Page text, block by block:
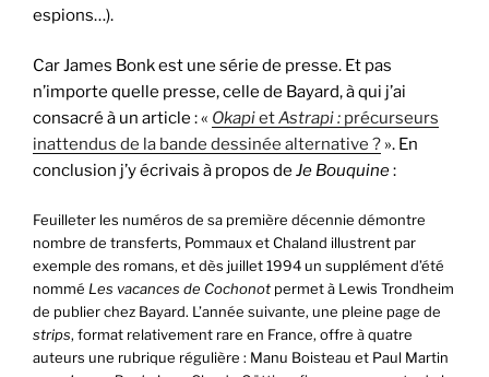
espions…).
Car James Bonk est une série de presse. Et pas
n’importe quelle presse, celle de Bayard, à qui j’ai
consacré à un article : « OkapietAstrapi : précurseurs
inattendus de la bande dessinée alternative ? ». En
conclusion j’y écrivais à propos de Je Bouquine:
Feuilleter les numéros de sa première décennie démontre
nombre de transferts, Pommaux et Chaland illustrent par
exemple des romans, et dès juillet 1994 un supplément d’été
nommé Les vacances de Cochonot permet à Lewis Trondheim
de publier chez Bayard. L’année suivante, une pleine page de
strips, format relativement rare en France, offre à quatre
auteurs une rubrique régulière : Manu Boisteau et Paul Martin